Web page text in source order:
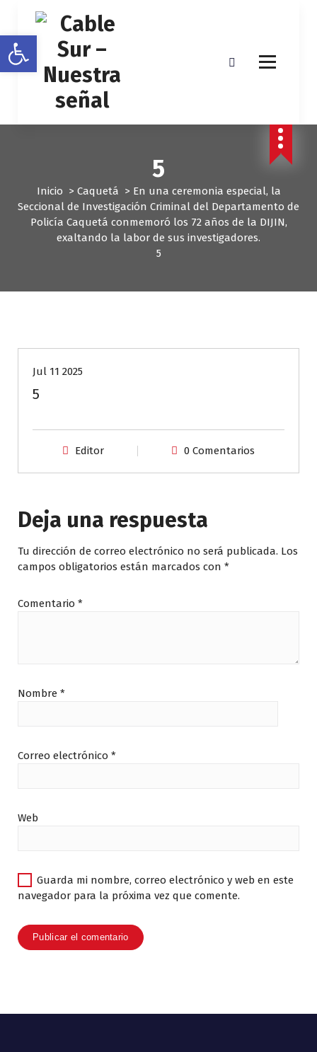
Abrir barra de herramientas
l
a
5
Inicio > Caquetá > En una ceremonia especial, la
Seccional de Investigación Criminal del Departamento de
Policía Caquetá conmemoró los 72 años de la DIJIN,
exaltando la labor de sus investigadores.
5
Jul 11 2025
5
Editor 0 Comentarios
Deja una respuesta
Tu dirección de correo electrónico no será publicada. Los
campos obligatorios están marcados con *
Comentario *
Nombre *
Correo electrónico *
Web
Guarda mi nombre, correo electrónico y web en este
navegador para la próxima vez que comente.